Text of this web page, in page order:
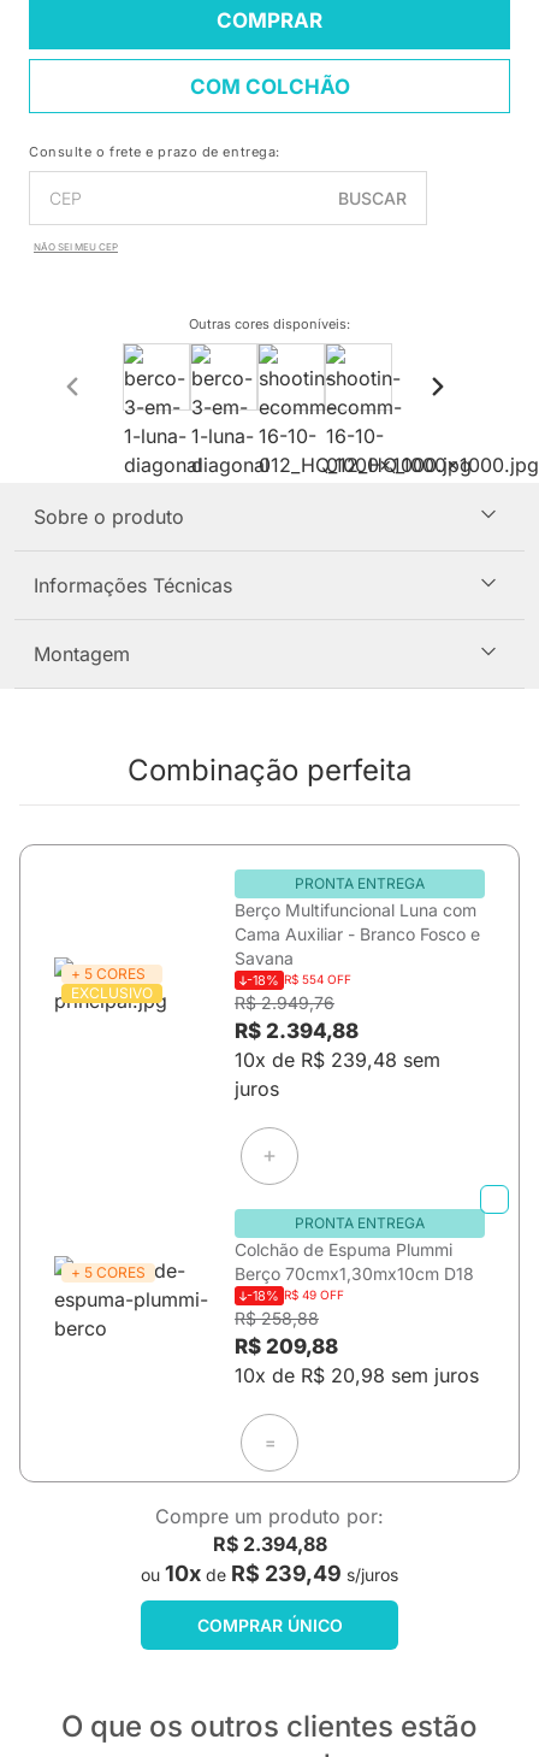
COMPRAR
COM COLCHÃO
Consulte o frete e prazo de entrega:
BUSCAR
NÃO SEI MEU CEP
Outras cores disponíveis:
Sobre o produto
Informações Técnicas
Montagem
Combinação perfeita
+ 5 CORES
EXCLUSIVO
PRONTA ENTREGA
Berço Multifuncional Luna com
Cama Auxiliar - Branco Fosco e
Savana
-18% R$ 554 OFF
R$ 2.949,76
R$ 2.394,88
10x de R$ 239,48 sem
juros
+ 5 CORES
PRONTA ENTREGA
Colchão de Espuma Plummi
Berço 70cmx1,30mx10cm D18
-18% R$ 49 OFF
R$ 258,88
R$ 209,88
10x de R$ 20,98 sem juros
=
Compre um produto por:
R$ 2.394,88
ou 10x de R$ 239,49 s/juros
COMPRAR ÚNICO
O que os outros clientes estão